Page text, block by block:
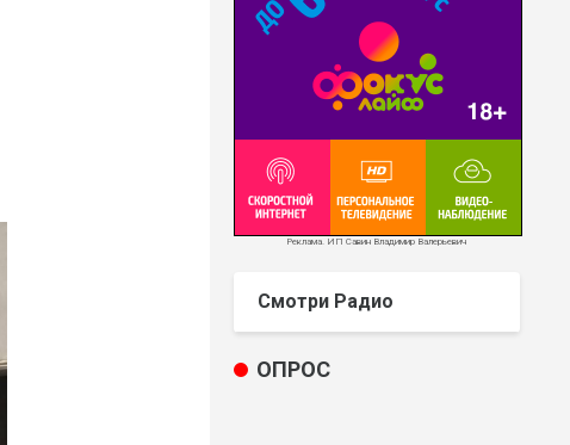
Реклама. ИП Савин Владимир Валерьевич
Смотри Радио
ОПРОС